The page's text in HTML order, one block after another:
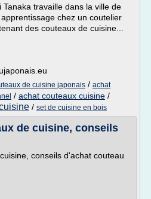
travaille dans la ville de
chez un coutelier
des couteaux de cuisine...
de cuisine japonais / achat
/ achat couteaux cuisine /
/ set de cuisine en bois
de cuisine, conseils
conseils d'achat couteau